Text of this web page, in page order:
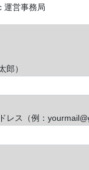
運営事務局
郎）
レス（例：